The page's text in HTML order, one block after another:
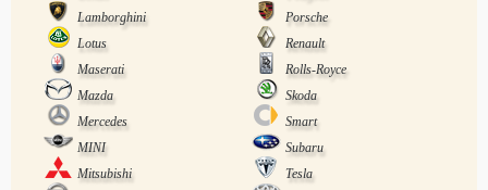
Lamborghini
Porsche
Lotus
Renault
Maserati
Rolls-Royce
Mazda
Skoda
Mercedes
Smart
MINI
Subaru
Mitsubishi
Tesla